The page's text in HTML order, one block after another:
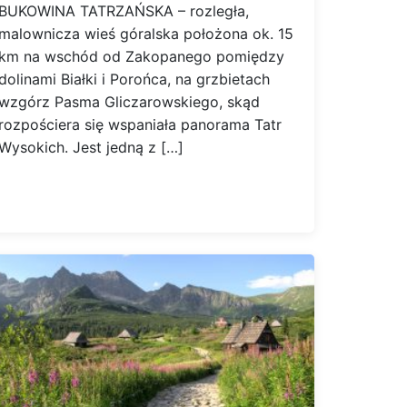
TATRZAŃSKA – rozległa,
wieś góralska położona ok. 15
na wschód od Zakopanego pomiędzy
Białki i Porońca, na grzbietach
Pasma Gliczarowskiego, skąd
się wspaniała panorama Tatr
Jest jedną z […]